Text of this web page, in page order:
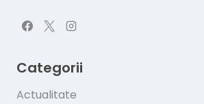
Categorii
Actualitate